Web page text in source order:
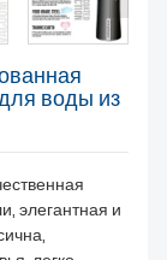
воды из
элегантная и